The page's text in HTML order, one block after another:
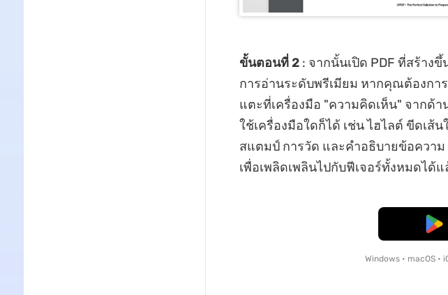
ขั้นตอนที่ 2: จากนั้นเปิด PDF ที่สร้างขึ้
การอ่านระดับพรีเมียม หากคุณต้องกา
แตะที่เครื่องมือ "ความคิดเห็น" จากด้
ใช้เครื่องมือใดก็ได้ เช่น ไฮไลต์ ขีดเส้
สแตมป์ การวัด และคำอธิบายข้อควา
เพื่อเพลิดเพลินไปกับฟีเจอร์ทั้งหมดได้
ด
Windows • macOS •